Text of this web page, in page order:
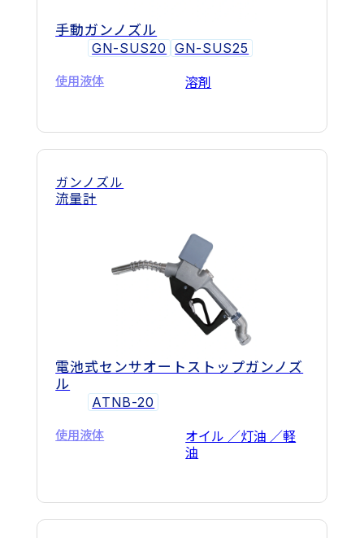
手動ガンノズル
GN-SUS20
GN-SUS25
使用液体 溶剤
ガンノズル
流量計
電池式センサオートストップガンノズ
ル
ATNB-20
使用液体
オイル ／灯油 ／軽
油